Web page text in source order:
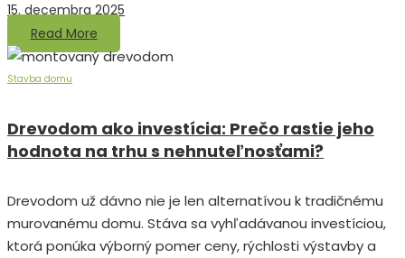
15. decembra 2025
Read More
Stavba domu
Drevodom ako investícia: Prečo rastie jeho
hodnota na trhu s nehnuteľnosťami?
Drevodom už dávno nie je len alternatívou k tradičnému
murovanému domu. Stáva sa vyhľadávanou investíciou,
ktorá ponúka výborný pomer ceny, rýchlosti výstavby a